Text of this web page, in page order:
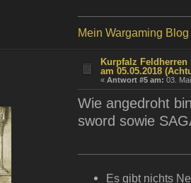
Mein Wargaming
Kurpfalz
am 05.05.2018
«Antwort #5 am: 03.
Wie angedroht
sword sowie
Es gibt nichts